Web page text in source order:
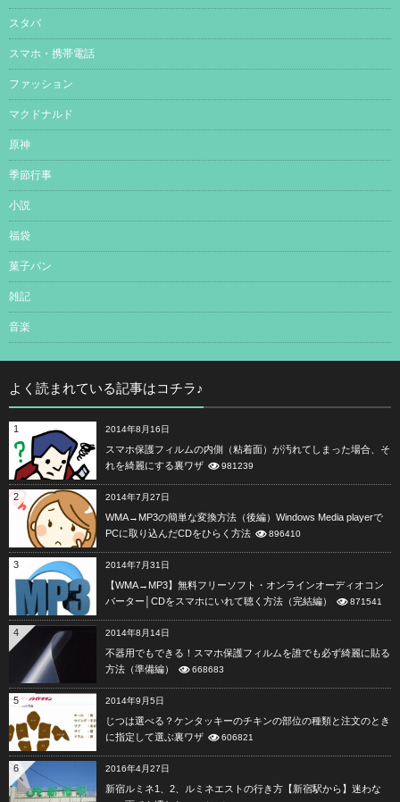
スタバ
スマホ・携帯電話
ファッション
マクドナルド
原神
季節行事
小説
福袋
菓子パン
雑記
音楽
よく読まれている記事はコチラ♪
1 2014年8月16日
スマホ保護フィルムの内側（粘着面）が汚れてしまった場合、そ
れを綺麗にする裏ワザ
981239
2 2014年7月27日
WMA→MP3の簡単な変換方法（後編）Windows Media playerで
PCに取り込んだCDをひらく方法
896410
3 2014年7月31日
【WMA→MP3】無料フリーソフト・オンラインオーディオコン
バーター│CDをスマホにいれて聴く方法（完結編）
871541
4 2014年8月14日
不器用でもできる！スマホ保護フィルムを誰でも必ず綺麗に貼る
方法（準備編）
668683
5 2014年9月5日
じつは選べる？ケンタッキーのチキンの部位の種類と注文のとき
に指定して選ぶ裏ワザ
606821
6 2016年4月27日
新宿ルミネ1、2、ルミネエストの行き方【新宿駅から】迷わな